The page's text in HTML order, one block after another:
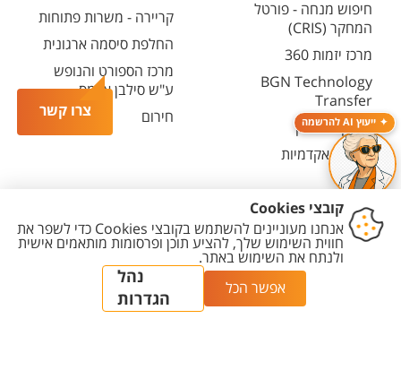
צרו קשר
ייעוץ AI להרשמה
חיפוש מנחה - פורטל
המחקר (CRIS)
מרכז יזמות 360
BGN Technology
Transfer
פארק ההייטק
משרות אקדמיות
קריירה - משרות פתוחות
החלפת סיסמה ארגונית
מרכז הספורט והנופש
ע"ש סילבן אדמס
חירום
נגישות
מדיניות
מדיניות עריכת
תוכן